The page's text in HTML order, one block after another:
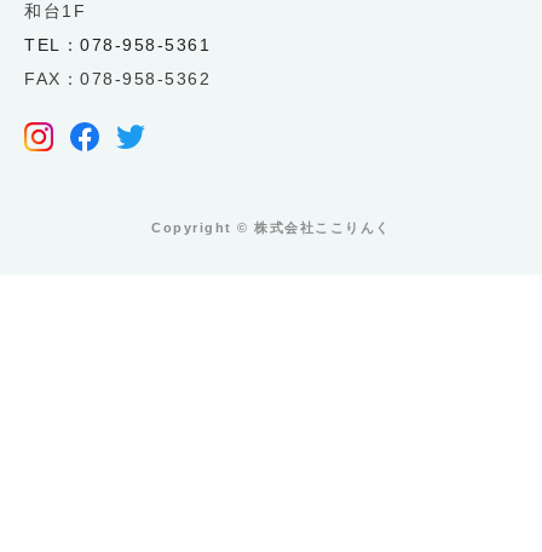
和台1F
TEL：078-958-5361
FAX：078-958-5362
Copyright ©︎ 株式会社ここりんく